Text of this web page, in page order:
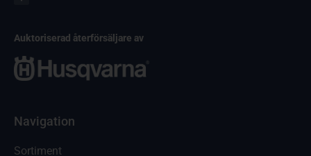
Auktoriserad återförsäljare av
Navigation
Sortiment